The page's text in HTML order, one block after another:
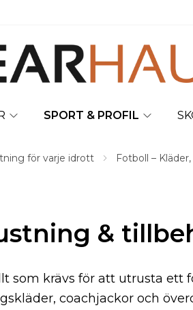
SPORT & PROFIL
för varje idrott Fotboll –
&
som krävs för att utrusta ett
coachjackor och